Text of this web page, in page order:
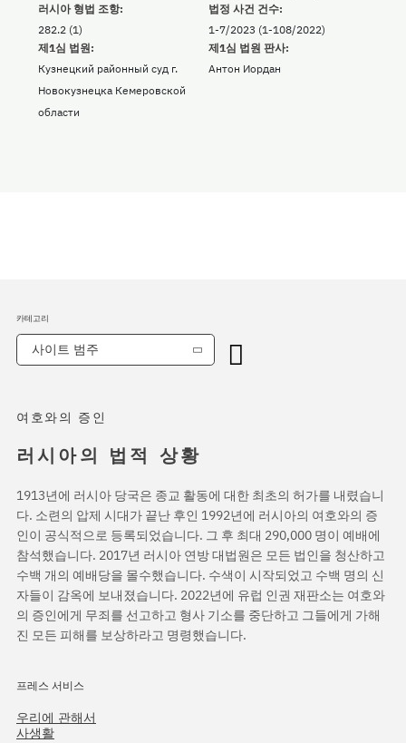
러시아 형법 조항:
282.2 (1)
법정 사건 건수:
1-7/2023 (1-108/2022)
제1심 법원:
Кузнецкий районный суд г.
Новокузнецка Кемеровской
области
제1심 법원 판사:
Антон Иордан
여호와의 증인
러시아의 법적 상황
1913년에 러시아 당국은 종교 활동에 대한 최초의 허가를 내렸습니
다. 소련의 압제 시대가 끝난 후인 1992년에 러시아의 여호와의 증
인이 공식적으로 등록되었습니다. 그 후 최대 290,000 명이 예배에
참석했습니다. 2017년 러시아 연방 대법원은 모든 법인을 청산하고
수백 개의 예배당을 몰수했습니다. 수색이 시작되었고 수백 명의 신
자들이 감옥에 보내졌습니다. 2022년에 유럽 인권 재판소는 여호와
의 증인에게 무죄를 선고하고 형사 기소를 중단하고 그들에게 가해
진 모든 피해를 보상하라고 명령했습니다.
프레스 서비스
우리에 관해서
사생활
카테고리
사이트 범주